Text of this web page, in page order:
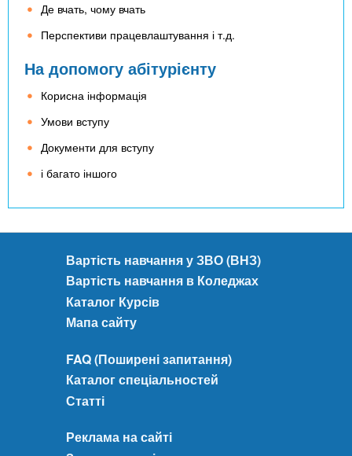
Де вчать, чому вчать
Перспективи працевлаштування і т.д.
На допомогу абітурієнту
Корисна інформація
Умови вступу
Документи для вступу
і багато іншого
Вартість навчання у ЗВО (ВНЗ)
Вартість навчання в Коледжах
Каталог Курсів
Мапа сайту
FAQ (Поширені запитання)
Каталог спеціальностей
Статті
Реклама на сайті